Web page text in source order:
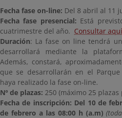
Fecha fase on-line: Del 8 abril al 11
Fecha fase presencial: Está
cuatrimestre del año. Consultar aquí
Duración: La fase on line tendrá
desarrollará mediante la
Además, constará,
que se desarrollarán en el
haya realizado la fase on-line.
Nº de plazas: 250 (máximo 25 plazas
Fecha de inscripción: Del 10 de
de febrero a las 08:00 h (a.m)